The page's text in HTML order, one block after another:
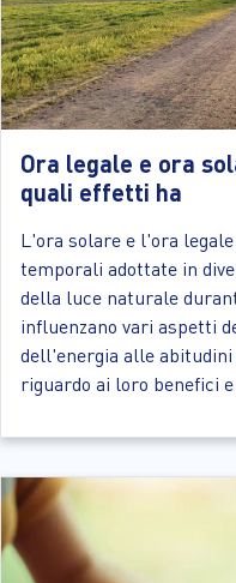
Ora legale e ora
quali effetti ha
L'ora solare e l'ora
temporali adottate in
della luce naturale
influenzano vari aspetti
dell'energia alle
riguardo ai loro benefici e